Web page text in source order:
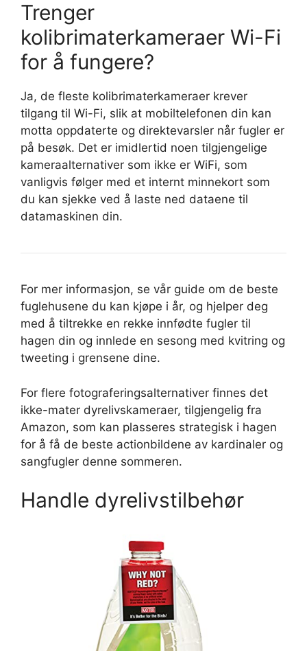
Trenger
kolibrimaterkameraer Wi-Fi
for å fungere?
Ja, de fleste kolibrimaterkameraer krever
tilgang til Wi-Fi, slik at mobiltelefonen din kan
motta oppdaterte og direktevarsler når fugler er
på besøk. Det er imidlertid noen tilgjengelige
kameraalternativer som ikke er WiFi, som
vanligvis følger med et internt minnekort som
du kan sjekke ved å laste ned dataene til
datamaskinen din.
For mer informasjon, se vår guide om de beste
fuglehusene du kan kjøpe i år, og hjelper deg
med å tiltrekke en rekke innfødte fugler til
hagen din og innlede en sesong med kvitring og
tweeting i grensene dine.
For flere fotograferingsalternativer finnes det
ikke-mater dyrelivskameraer, tilgjengelig fra
Amazon, som kan plasseres strategisk i hagen
for å få de beste actionbildene av kardinaler og
sangfugler denne sommeren.
Handle dyrelivstilbehør